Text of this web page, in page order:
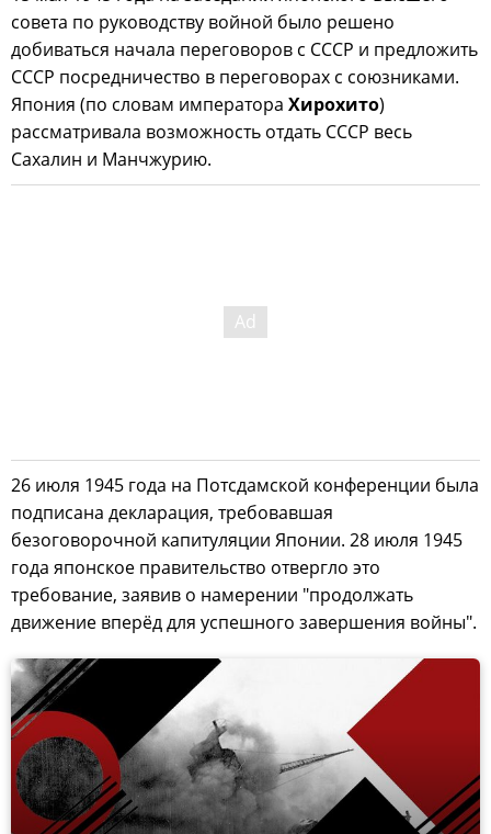
совета по руководству войной было решено
добиваться начала переговоров с СССР и предложить
СССР посредничество в переговорах с союзниками.
Япония (по словам императора Хирохито)
рассматривала возможность отдать СССР весь
Сахалин и Манчжурию.
26 июля 1945 года на Потсдамской конференции была
подписана декларация, требовавшая
безоговорочной капитуляции Японии. 28 июля 1945
года японское правительство отвергло это
требование, заявив о намерении "продолжать
движение вперёд для успешного завершения войны".